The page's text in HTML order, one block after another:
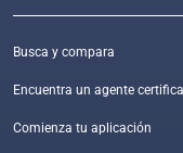
Busca y compara
Encuentra un agente
Comienza tu aplicación